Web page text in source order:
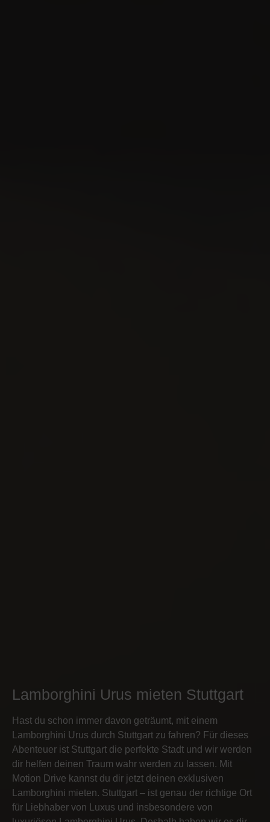
Lamborghini Urus mieten Stuttgart
Hast du schon immer davon geträumt, mit einem
Lamborghini Urus durch Stuttgart zu fahren? Für dieses
Abenteuer ist Stuttgart die perfekte Stadt und wir werden
dir helfen deinen Traum wahr werden zu lassen. Mit
Motion Drive kannst du dir jetzt deinen exklusiven
Lamborghini mieten. Stuttgart – ist genau der richtige Ort
für Liebhaber von Luxus und insbesondere von